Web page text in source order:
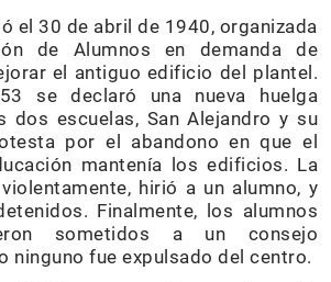
el 30 de abril de 1940, organizada
de Alumnos en demanda de
el antiguo edificio del plantel.
se declaró una nueva huelga
dos escuelas, San Alejandro y su
por el abandono en que el
mantenía los edificios. La
hirió a un alumno, y
Finalmente, los alumnos
sometidos a un consejo
ninguno fue expulsado del centro.